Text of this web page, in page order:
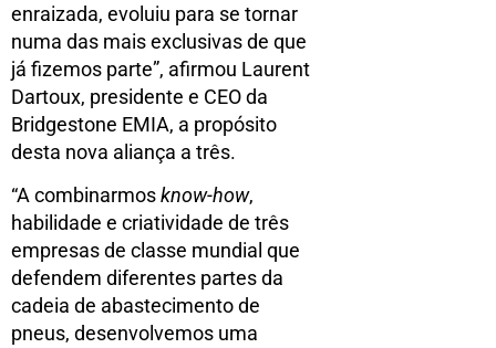
enraizada, evoluiu para se tornar
numa das mais exclusivas de que
já fizemos parte”, afirmou Laurent
Dartoux, presidente e CEO da
Bridgestone EMIA, a propósito
desta nova aliança a três.
“A combinarmosknow-how,
habilidade e criatividade de três
empresas de classe mundial que
defendem diferentes partes da
cadeia de abastecimento de
pneus, desenvolvemos uma